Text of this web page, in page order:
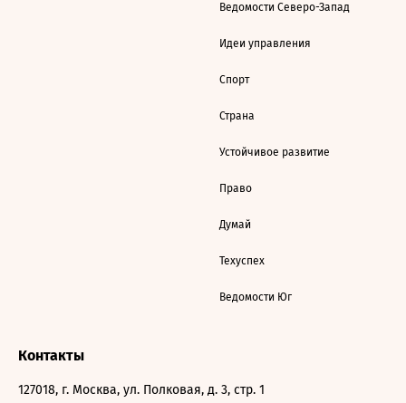
Ведомости Северо-Запад
Идеи управления
Спорт
Страна
Устойчивое развитие
Право
Думай
Техуспех
Ведомости Юг
Контакты
127018, г. Москва, ул. Полковая, д. 3, стр. 1